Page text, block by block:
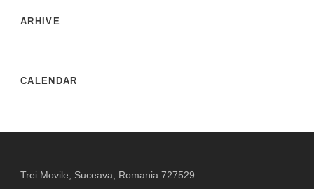
ARHIVE
CALENDAR
Trei Movile, Suceava, Romania 727529